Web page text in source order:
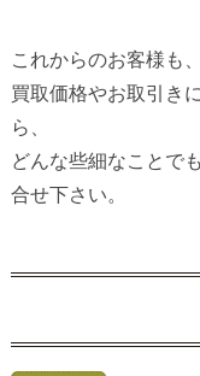
これからのお客様も
買取価格やお取引き
ら、
どんな些細なことで
合せ下さい。